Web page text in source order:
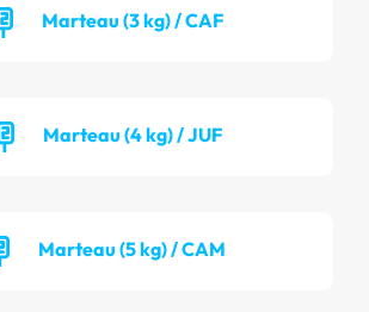
Marteau (3 kg) / CAF
Marteau (4 kg) / JUF
Marteau (5 kg) / CAM